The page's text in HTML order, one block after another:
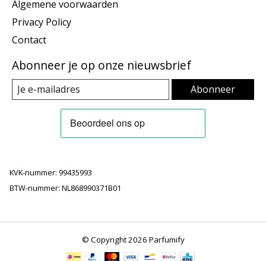
Algemene voorwaarden
Privacy Policy
Contact
Abonneer je op onze nieuwsbrief
Abonneer
KVK-nummer: 99435993
BTW-nummer: NL868990371B01
© Copyright 2026 Parfumify